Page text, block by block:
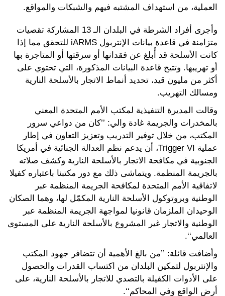
العملية، من استهداف المشتبه فيهم والشبكات والمواقع.
وأجرى أفراد الشرطة في البلدان الـ 13 المشاركة تقصيات
متزامنة في قاعدة بيانات الإنتربول iARMS للتحقق مما إذا
كانت الأسلحة قد أُبلغ عن فقدانها أو سرقتها أو المتاجرة بها
أو تهريبها. وتتيح قاعدة البيانات المذكورة، التي تحتوي على
أكثر من مليون قيد، تحديد أنماط الاتجار بالأسلحة النارية
ومسالك التهريب.
وقالت المديرة التنفيذية لمكتب الأمم المتحدة المعني
بالمخدرات والجريمة غادة والي: ’’كان من دواعي سرور
المكتب، من خلال توفير التدريب وتعزيز التعاون في إطار
عملية Trigger VI، أن يدعم نظم العدالة الجنائية في أمريكا
الجنوبية في مكافحة الاتجار بالأسلحة النارية وكشف صلاته
بالجريمة المنظمة. ويتماشى ذلك مع دور مكتبنا باعتباره كفيلا
لاتفاقية الأمم المتحدة لمكافحة الجريمة المنظمة عبر
الوطنية وبروتوكول الأسلحة النارية المكمّل لها، وهما الصكان
الوحيدان الملزمان قانونيا لمواجهة الجريمة المنظمة عبر
الوطنية والاتجار غير المشروع بالأسلحة النارية على المستوى
العالمي‘‘.
وأضافت قائلة: ’’من بالغ الأهمية أن تتضافر جهود المكتب
والإنتربول لتمكين البلدان من اكتساب القدرات والحصول
على الأدوات الكفيلة بالتصدي للاتجار بالأسلحة النارية، على
أرض الواقع وفي المحاكم‘‘.